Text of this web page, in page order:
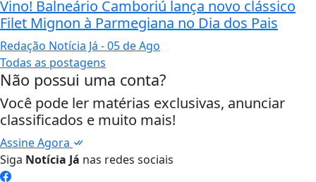
Vino! Balneário Camboriú lança novo clássico
Filet Mignon à Parmegiana no Dia dos Pais
Redação Notícia Já - 05 de Ago
Todas as postagens
Não possui uma conta?
Você pode ler matérias exclusivas, anunciar
classificados e muito mais!
Assine Agora
Siga Notícia Já nas redes sociais